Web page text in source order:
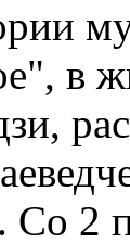
в
Со 2